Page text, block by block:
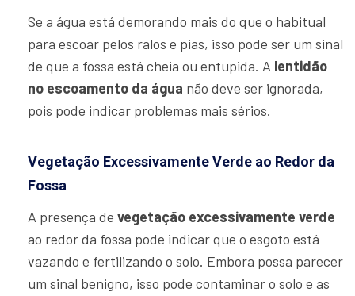
Se a água está demorando mais do que o habitual
para escoar pelos ralos e pias, isso pode ser um sinal
de que a fossa está cheia ou entupida. A lentidão
no escoamento da água não deve ser ignorada,
pois pode indicar problemas mais sérios.
Vegetação Excessivamente Verde ao Redor da
Fossa
A presença de vegetação excessivamente verde
ao redor da fossa pode indicar que o esgoto está
vazando e fertilizando o solo. Embora possa parecer
um sinal benigno, isso pode contaminar o solo e as